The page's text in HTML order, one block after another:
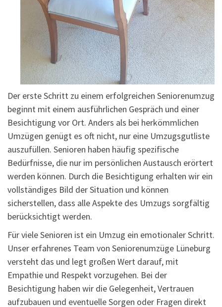
Der erste Schritt zu einem erfolgreichen Seniorenumzug
beginnt mit einem ausführlichen Gespräch und einer
Besichtigung vor Ort. Anders als bei herkömmlichen
Umzügen genügt es oft nicht, nur eine Umzugsgutliste
auszufüllen. Senioren haben häufig spezifische
Bedürfnisse, die nur im persönlichen Austausch erörtert
werden können. Durch die Besichtigung erhalten wir ein
vollständiges Bild der Situation und können
sicherstellen, dass alle Aspekte des Umzugs sorgfältig
berücksichtigt werden.
Für viele Senioren ist ein Umzug ein emotionaler Schritt.
Unser erfahrenes Team von Seniorenumzüge Lüneburg
versteht das und legt großen Wert darauf, mit
Empathie und Respekt vorzugehen. Bei der
Besichtigung haben wir die Gelegenheit, Vertrauen
aufzubauen und eventuelle Sorgen oder Fragen direkt